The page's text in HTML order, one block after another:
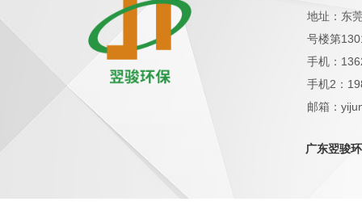
地址：东
号楼第
手机：
手机2：
邮箱：
广东翌骏